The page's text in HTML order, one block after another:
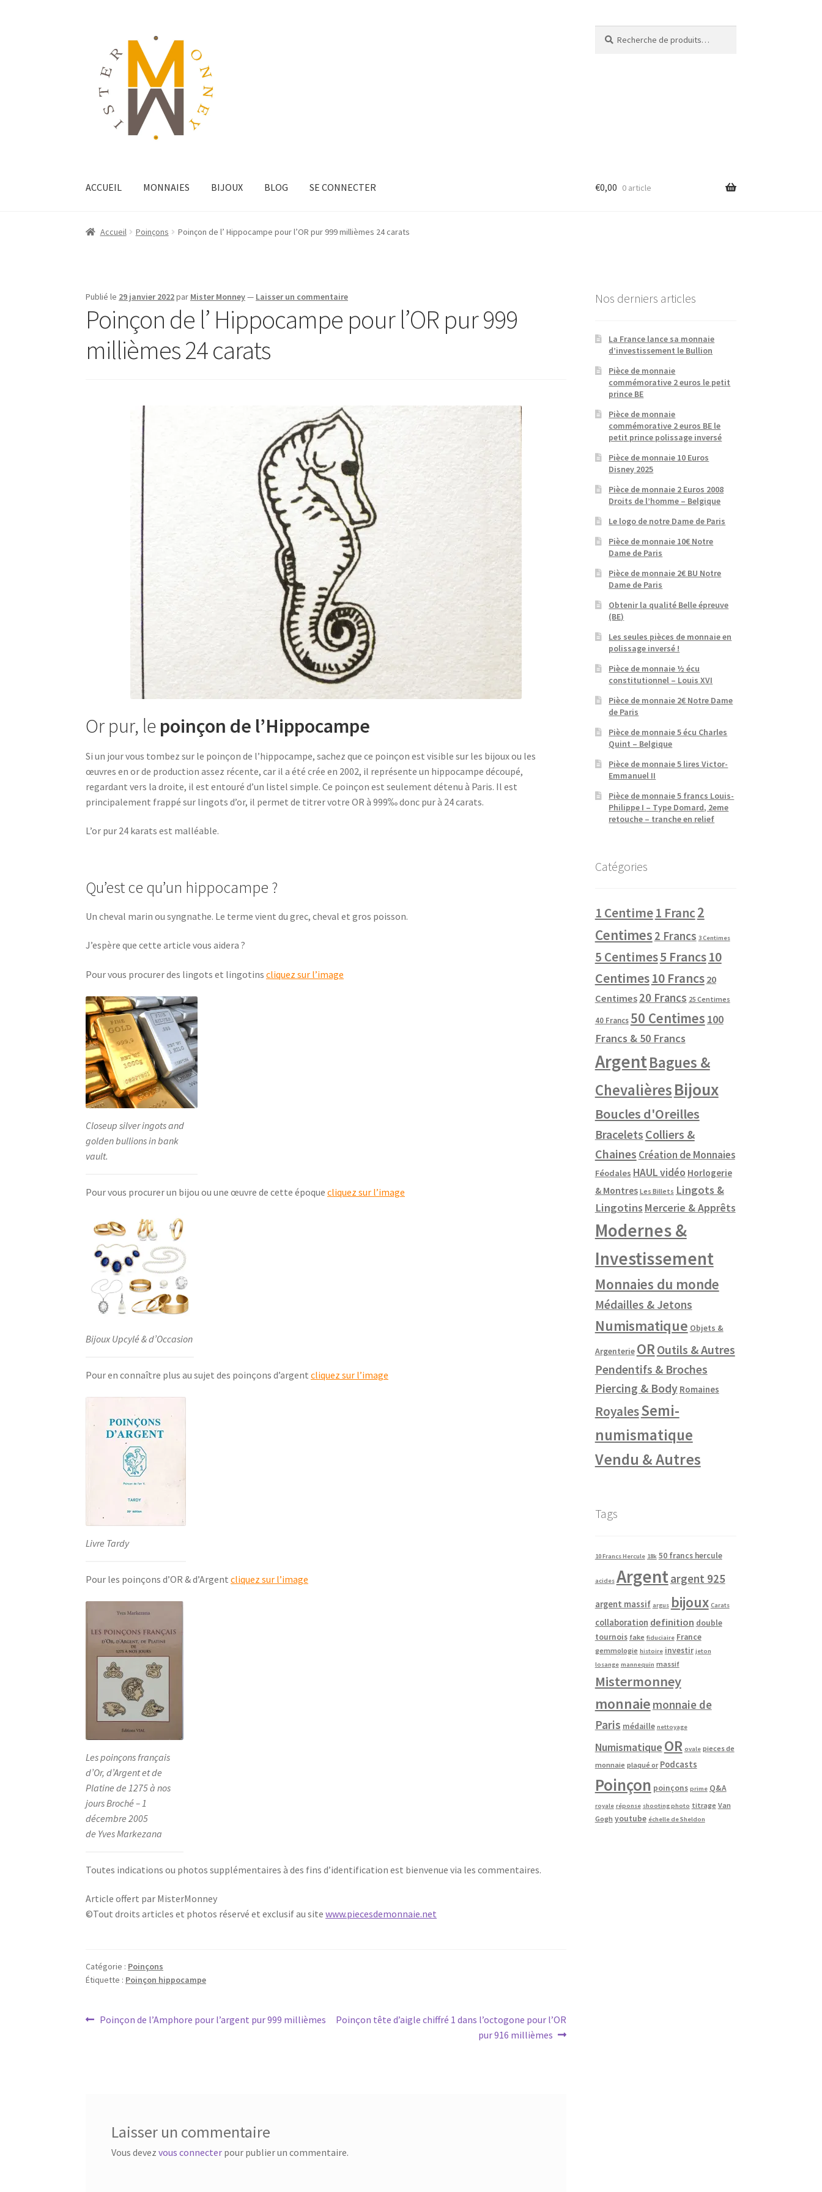
ACCUEIL MONNAIES BIJOUX BLOG SE CONNECTER €0,00 0 article
Accueil Poinçons Poinçon de l’ Hippocampe pour l’OR pur 999 millièmes 24 carats
Publié le 29 janvier 2022par Mister Monney— Laisser un commentaire
Poinçon de l’ Hippocampe pour l’OR pur 999
millièmes 24 carats
Or pur, le poinçon de l’Hippocampe
Si un jour vous tombez sur le poinçon de l’hippocampe, sachez que ce poinçon est visible sur les bijoux ou les
œuvres en or de production assez récente, car il a été crée en 2002, il représente un hippocampe découpé,
regardant vers la droite, il est entouré d’un listel simple. Ce poinçon est seulement détenu à Paris. Il est
principalement frappé sur lingots d’or, il permet de titrer votre OR à 999‰ donc pur à 24 carats.
L’or pur 24 karats est malléable.
Qu’est ce qu’un hippocampe ?
Un cheval marin ou syngnathe. Le terme vient du grec, cheval et gros poisson.
J’espère que cette article vous aidera ?
Pour vous procurer des lingots et lingotinscliquez sur l’image
Closeup silver ingots and
golden bullions in bank
vault.
Pour vous procurer un bijou ou une œuvre de cette époquecliquez sur l’image
Bijoux Upcylé & d’Occasion
Pour en connaître plus au sujet des poinçons d’argent cliquez sur l’image
Livre Tardy
Pour les poinçons d’OR & d’Argentcliquez sur l’image
Les poinçons français
d’Or, d’Argent et de
Platine de 1275 à nos
jours Broché – 1
décembre 2005
de Yves Markezana
Toutes indications ou photos supplémentaires à des fins d’identification est bienvenue via les commentaires.
Article offert par MisterMonney
©Tout droits articles et photos réservé et exclusif au sitewww.piecesdemonnaie.net
Catégorie : Poinçons
Étiquette : Poinçon hippocampe
Poinçon de l’Amphore pour l’argent pur 999 millièmes
Poinçon tête d’aigle chiffré 1 dans l’octogone pour l’OR
pur 916 millièmes
Laisser un commentaire
Vous devez vous connecterpour publier un commentaire.
Nos derniers articles
La France lance sa monnaie
d’investissement le Bullion
Pièce de monnaie
commémorative 2 euros le petit
prince BE
Pièce de monnaie
commémorative 2 euros BE le
petit prince polissage inversé
Pièce de monnaie 10 Euros
Disney 2025
Pièce de monnaie 2 Euros 2008
Droits de l’homme – Belgique
Le logo de notre Dame de Paris
Pièce de monnaie 10€ Notre
Dame de Paris
Pièce de monnaie 2€ BU Notre
Dame de Paris
Obtenir la qualité Belle épreuve
(BE)
Les seules pièces de monnaie en
polissage inversé !
Pièce de monnaie ½ écu
constitutionnel – Louis XVI
Pièce de monnaie 2€ Notre Dame
de Paris
Pièce de monnaie 5 écu Charles
Quint – Belgique
Pièce de monnaie 5 lires Victor-
Emmanuel II
Pièce de monnaie 5 francs Louis-
Philippe I – Type Domard, 2eme
retouche – tranche en relief
Catégories
1 Centime1 Franc2
Centimes 2 Francs 3 Centimes
5 Centimes5 Francs10
Centimes10 Francs 20
Centimes 20 Francs 25 Centimes
40 Francs 50 Centimes 100
Francs & 50 Francs
ArgentBagues &
ChevalièresBijoux
Boucles d'Oreilles
Bracelets Colliers &
Chaines Création de Monnaies
Féodales HAUL vidéo Horlogerie
& Montres Les Billets Lingots &
Lingotins Mercerie & Apprêts
Modernes &
Investissement
Monnaies du monde
Médailles & Jetons
Numismatique Objets &
Argenterie OR Outils & Autres
Pendentifs & Broches
Piercing & Body Romaines
RoyalesSemi-
numismatique
Vendu & Autres
Tags
10 Francs Hercule 18k 50 francs hercule
acides Argentargent 925
argent massif argus bijoux Carats
collaboration definition double
tournois fake fiduciaire France
gemmologie histoire investir jeton
losange mannequin massif
Mistermonney
monnaie monnaie de
Paris médaille nettoyage
Numismatique OR ovale pieces de
monnaie plaqué or Podcasts
Poinçon poinçons prime Q&A
royale réponse shooting photo titrage Van
Gogh youtube échelle de Sheldon